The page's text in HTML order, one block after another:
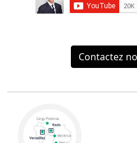
Contactez